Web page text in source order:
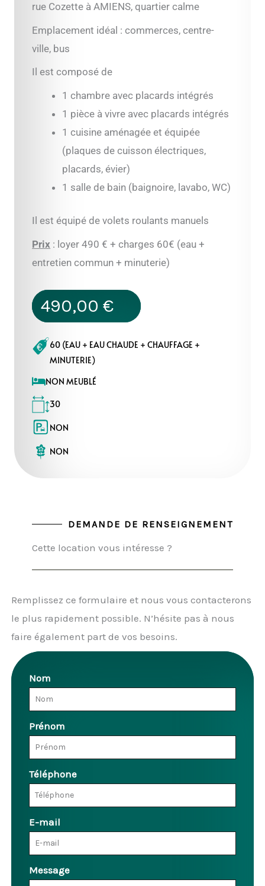
rue Cozette à AMIENS, quartier calme
Emplacement idéal : commerces, centre-
ville, bus
Il est composé de
1 chambre avec placards intégrés
1 pièce à vivre avec placards intégrés
1 cuisine aménagée et équipée
(plaques de cuisson électriques,
placards, évier)
1 salle de bain (baignoire, lavabo, WC)
Il est équipé de volets roulants manuels
Prix : loyer 490 € + charges 60€ (eau +
entretien commun + minuterie)
490,00€
60 (EAU + EAU CHAUDE + CHAUFFAGE +
MINUTERIE)
NON MEUBLÉ
30
NON
NON
DEMANDE DE RENSEIGNEMENT
Cette location vous intéresse ?
Remplissez ce formulaire et nous vous contacterons
le plus rapidement possible. N’hésite pas à nous
faire également part de vos besoins.
Nom
Prénom
Téléphone
E-mail
Message